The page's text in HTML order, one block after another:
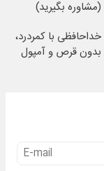
(مشاوره بگیرید)
خداحافظی با کمردرد،
بدون قرص و آمپول